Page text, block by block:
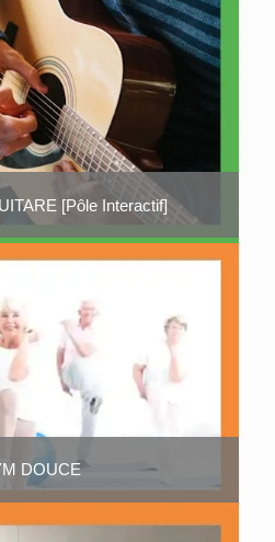
[Pôle Interactif]
DOUCE